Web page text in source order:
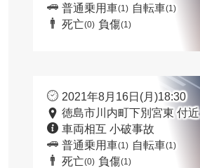
普通乗用車(1) 自転車(1)
死亡(0) 負傷(1)
2021年8月16日(月)18:30
徳島市川内町下別宮東 付近
車両相互 小破事故
普通乗用車(1) 自転車(1)
死亡(0) 負傷(1)